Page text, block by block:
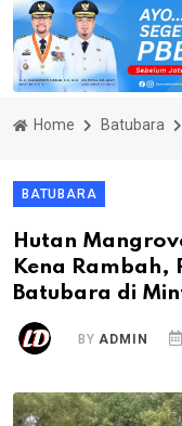
Home Batubara
BATUBARA
Hutan
Kena Rambah,
Batubara di
BY ADMIN